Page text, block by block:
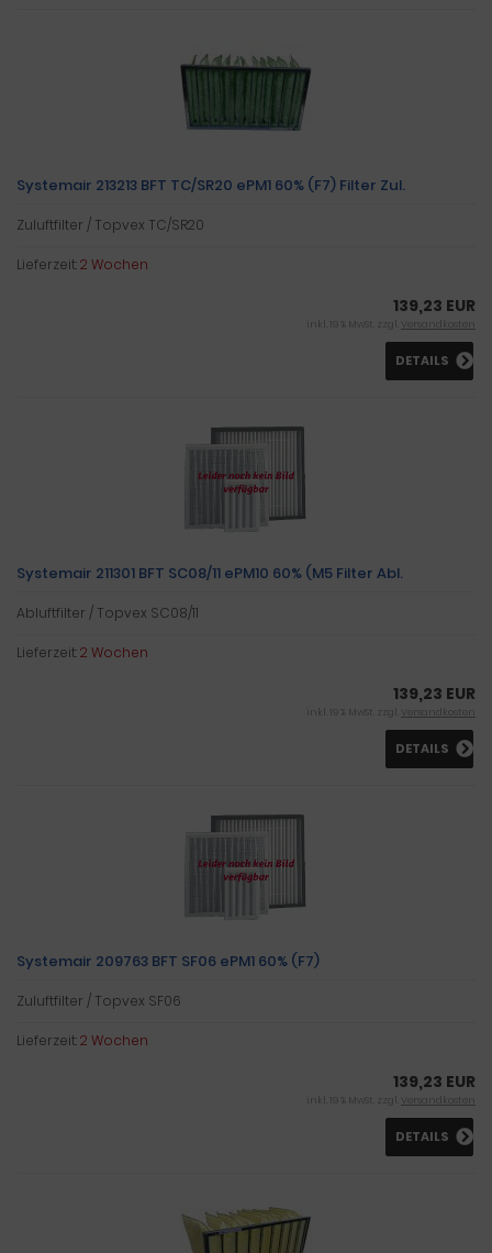
Systemair 213213 BFT TC/SR20 ePM1 60% (F7) Filter Zul.
Zuluftfilter / Topvex TC/SR20
Lieferzeit:2 Wochen
139,23 EUR
inkl. 19 % MwSt. zzgl. Versandkosten
DETAILS
Systemair 211301 BFT SC08/11 ePM10 60% (M5 Filter Abl.
Abluftfilter / Topvex SC08/11
Lieferzeit:2 Wochen
139,23 EUR
inkl. 19 % MwSt. zzgl. Versandkosten
DETAILS
Systemair 209763 BFT SF06 ePM1 60% (F7)
Zuluftfilter / Topvex SF06
Lieferzeit:2 Wochen
139,23 EUR
inkl. 19 % MwSt. zzgl. Versandkosten
DETAILS